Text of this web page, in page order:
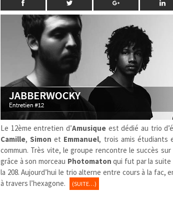
Le 12ème entretien d’Amusiqueest dédié au trio
Camille,Simon et Emmanuel, trois amis étudiants
commun. Très vite, le groupe rencontre le succès
grâce à son morceau Photomaton qui fut par la suite
la 208. Aujourd’hui le trio alterne entre cours à la
à travers l’hexagone.
(SUITE…)